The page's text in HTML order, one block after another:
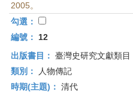
2005。
勾選：
編號：
12
出版書目： 臺灣史研究文獻類
類別：
人物傳記
時期(主題)： 清代